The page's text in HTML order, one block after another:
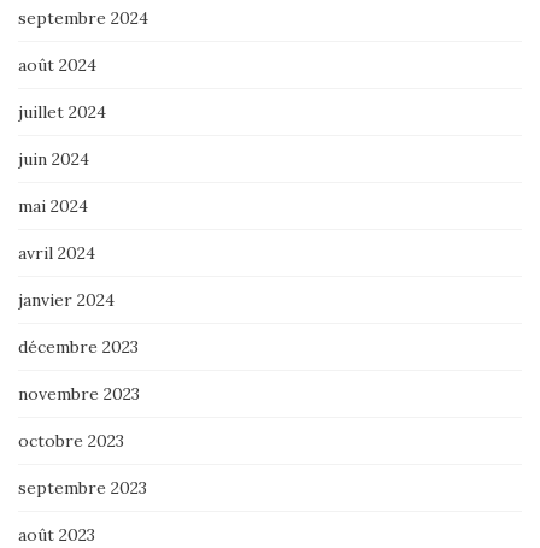
septembre 2024
août 2024
juillet 2024
juin 2024
mai 2024
avril 2024
janvier 2024
décembre 2023
novembre 2023
octobre 2023
septembre 2023
août 2023